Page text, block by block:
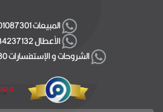
المبيعات 966501087301
الأعطال 966534237132
الشروحات و الإستفسارات 966559903280